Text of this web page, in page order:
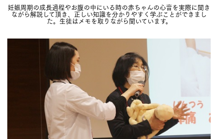
妊娠周期の成長過程やお腹の中にいる時の赤ちゃんの心音を実際に聞き
ながら解説して頂き、正しい知識を分かりやすく学ぶことができまし
た。生徒はメモを取りながら聞いています。